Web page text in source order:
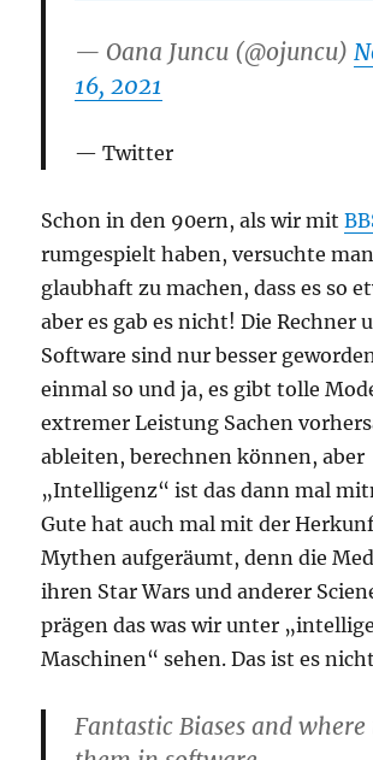
— Oana Juncu (@ojuncu)
16, 2021
Twitter
Schon in den 90ern, als wir mit
rumgespielt haben, versuchte
glaubhaft zu machen, dass es so
aber es gab es nicht! Die Rechner
Software sind nur besser
einmal so und ja, es gibt tolle
extremer Leistung Sachen
ableiten, berechnen können, aber
„Intelligenz“ ist das dann mal
Gute hat auch mal mit der
Mythen aufgeräumt, denn die
ihren Star Wars und anderer
prägen das was wir unter
Maschinen“ sehen. Das ist es
Fantastic Biases and